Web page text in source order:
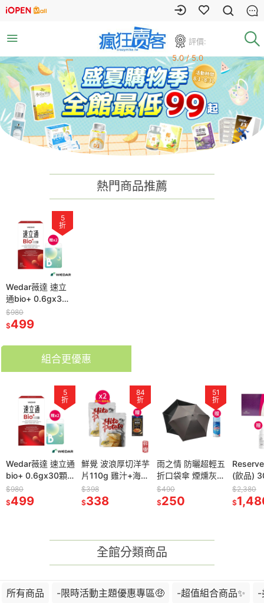
評價:
5.0 / 5.0
熱門商品推薦
5
折
Wedar薇達 速立
通bio+ 0.6gx30
顆*1【贈】KHDr.
日舒萃然B膠囊
$980
$499
組合更優惠
5
折
Wedar薇達 速立通
bio+ 0.6gx30顆
*1【贈】KHDr.日
舒萃然B膠囊
$980
$499
84
折
鮮覺 波浪厚切洋芋
片110g 雞汁+海苔
各1【贈】HEINZ
亨氏 龍蝦濃湯
$398
$338
51
折
雨之情 防曬超輕五
折口袋傘 煙燻灰
*1【贈】Mr.Pro羅
布先生 超微米清潔
$490
$250
(飲品)
*1效期
外泌體
$2,380
$
全館分類商品
所有商品 -限時活動主題優惠專區🤑 -超值組合商品✨ -